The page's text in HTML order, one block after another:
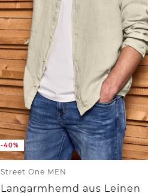
-40%
Street One MEN
Langarmhemd aus Leinen